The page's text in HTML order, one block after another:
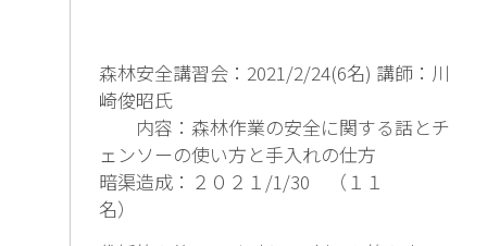
森林安全講習会：2021/2/24(6名) 講師：川
崎俊昭氏
内容：森林作業の安全に関する話とチ
ェンソーの使い方と手入れの仕方
暗渠造成：２０２１/1/30 （１１
名）